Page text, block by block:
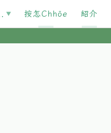
按怎Chhōe 紹介